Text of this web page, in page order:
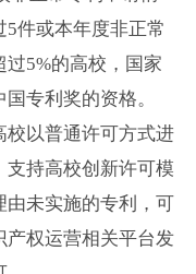
5件或本年度非正常
过5%的高校，国家
专利奖的资格。
以普通许可方式进
持高校创新许可模
由未实施的专利，可
产权运营相关平台发